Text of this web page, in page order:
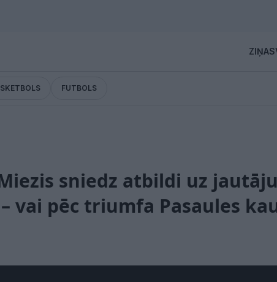
ZIŅAS
FUTBOLS
sniedz atbildi uz
vai pēc triumfa Pasaules